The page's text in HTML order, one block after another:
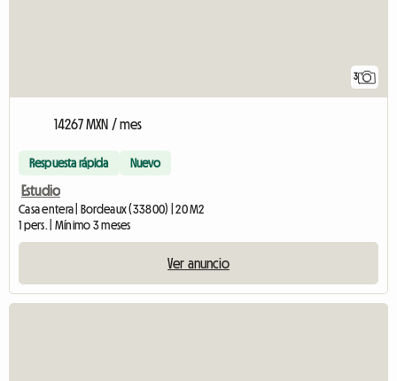
3
14267 MXN / mes
Respuesta rápida Nuevo
Estudio
Casa entera | Bordeaux (33800) | 20 M2
1 pers. | Mínimo 3 meses
Ver anuncio